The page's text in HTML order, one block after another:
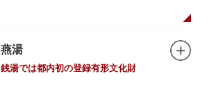
燕湯
銭湯では都内初の登録有形文化財